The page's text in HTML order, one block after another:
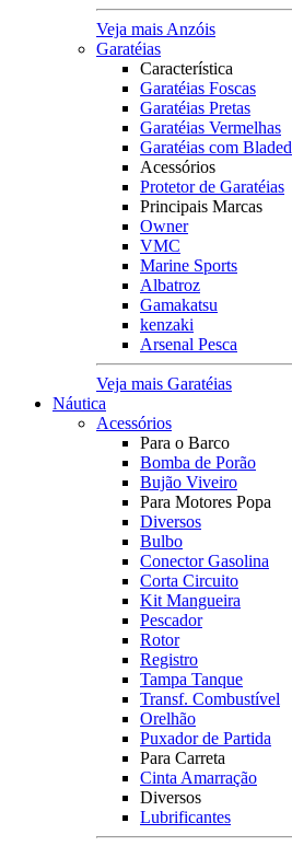
Veja mais Anzóis
Garatéias
Característica
Garatéias Foscas
Garatéias Pretas
Garatéias Vermelhas
Garatéias com Bladed
Acessórios
Protetor de Garatéias
Principais Marcas
Owner
VMC
Marine Sports
Albatroz
Gamakatsu
kenzaki
Arsenal Pesca
Veja mais Garatéias
Náutica
Acessórios
Para o Barco
Bomba de Porão
Bujão Viveiro
Para Motores Popa
Diversos
Bulbo
Conector Gasolina
Corta Circuito
Kit Mangueira
Pescador
Rotor
Registro
Tampa Tanque
Transf. Combustível
Orelhão
Puxador de Partida
Para Carreta
Cinta Amarração
Diversos
Lubrificantes